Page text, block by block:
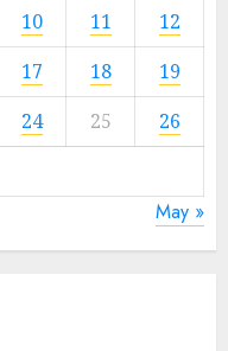
10 11
12
17 18
19
24 25
26
May »